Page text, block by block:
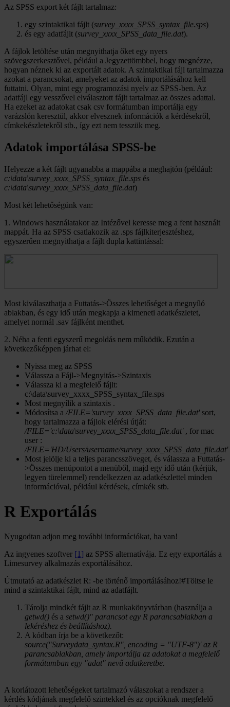
Az SPSS export két fájlt tartalmaz:
egy szintaktikai fájlt (survey_xxxx_SPSS_syntax_file.sps)
és egy adatfájlt (survey_xxxx_SPSS_data_file.dat).
A fájlok letöltése után megnyithatja őket egy nyers
szövegszerkesztővel, például a Jegyzettömbbel, hogy megnézze,
hogyan néznek ki az exportált adatok. A szintaktikai fájl tartalmazza
azokat a parancsokat, amelyeket az adatok importálásához kell
futtatni. Olyan, mint egy programozási nyelv az SPSS-ben. Az
adatfájl egy vesszővel elválasztott fájlt tartalmaz az összes adattal.
Ha ezeket az adatokat csak csv formátumban importálja egy
varázslón keresztül, akkor elvesznek információk a kérdésekről,
címkekészletekről stb., így ezt nem tesszük meg.
Adatok importálása SPSS-be
Helyezze a két fájlt ugyanabba a mappába a meghajtón (például:
c:\data\survey_xxxx_SPSS_syntax_file.sps és
c:\data\survey_xxxx_SPSS_data_file.dat)
Most két lehetőségünk van:
1. Windows használatakor az Intézővel keresse meg a fent használt
mappát. Ha az SPSS csatlakozik az .sps fájlkiterjesztéshez,
egyszerűen megnyithatja a fájlt dupla kattintással:
Most kiválaszthatja a Futtatás->Összes lehetőséget a megnyíló
ablakban, és egy idő után megkapja a kimeneti adatkészletet,
amelyet normál .sav fájlként menthet.
2. Néha a fenti egyszerű megoldás nem működik. Ezután a
következőképpen járhat el:
Nyissa meg az SPSS
Válassza a Fájl->Megnyitás->Szintaxis
Válassza ki a megfelelő fájlt:
c:\data\survey_xxxx_SPSS_syntax_file.sps
Most megnyílik a szintaxis .
Módosítsa a /FILE='survey_xxxx_SPSS_data_file.dat' sort,
hogy tartalmazza a fájlok elérési útját:
/FILE='c:\data\survey_xxxx_SPSS_data_file.dat' , for mac
user :
/FILE='HD/Users/username/survey_xxxx_SPSS_data_file.dat'
Most jelölje ki a teljes parancsszöveget, és válassza a Futtatás-
>Összes menüpontot a menüből, majd egy idő után (kérjük,
legyen türelemmel) rendelkezzen az adatkészlettel minden
információval, például kérdések, címkék stb.
R Exportálás
Nyugodtan adjon meg további információkat, ha van!
Az ingyenes szoftver [1] az SPSS alternatívája. Ez egy exportálás a
Limesurvey alkalmazás exportálásához.
Útmutató az adatkészlet R: -be történő importálásához!#Töltse le
mind a szintaktikai fájlt, mind az adatfájlt.
Tárolja mindkét fájlt az R munkakönyvtárban (használja a
getwd() és a setwd()" parancsot egy R parancsablakban a
lekéréshez és beállításhoz).
A kódban írja be a következőt:
source("Surveydata_syntax.R", encoding = "UTF-8")' az R
parancsablakban, amely importálja az adatokat a megfelelő
formátumban egy "adat" nevű adatkeretbe.
A korlátozott lehetőségeket tartalmazó válaszokat a rendszer a
kérdés kódjának megfelelő szintekkel és az opcióknak megfelelő